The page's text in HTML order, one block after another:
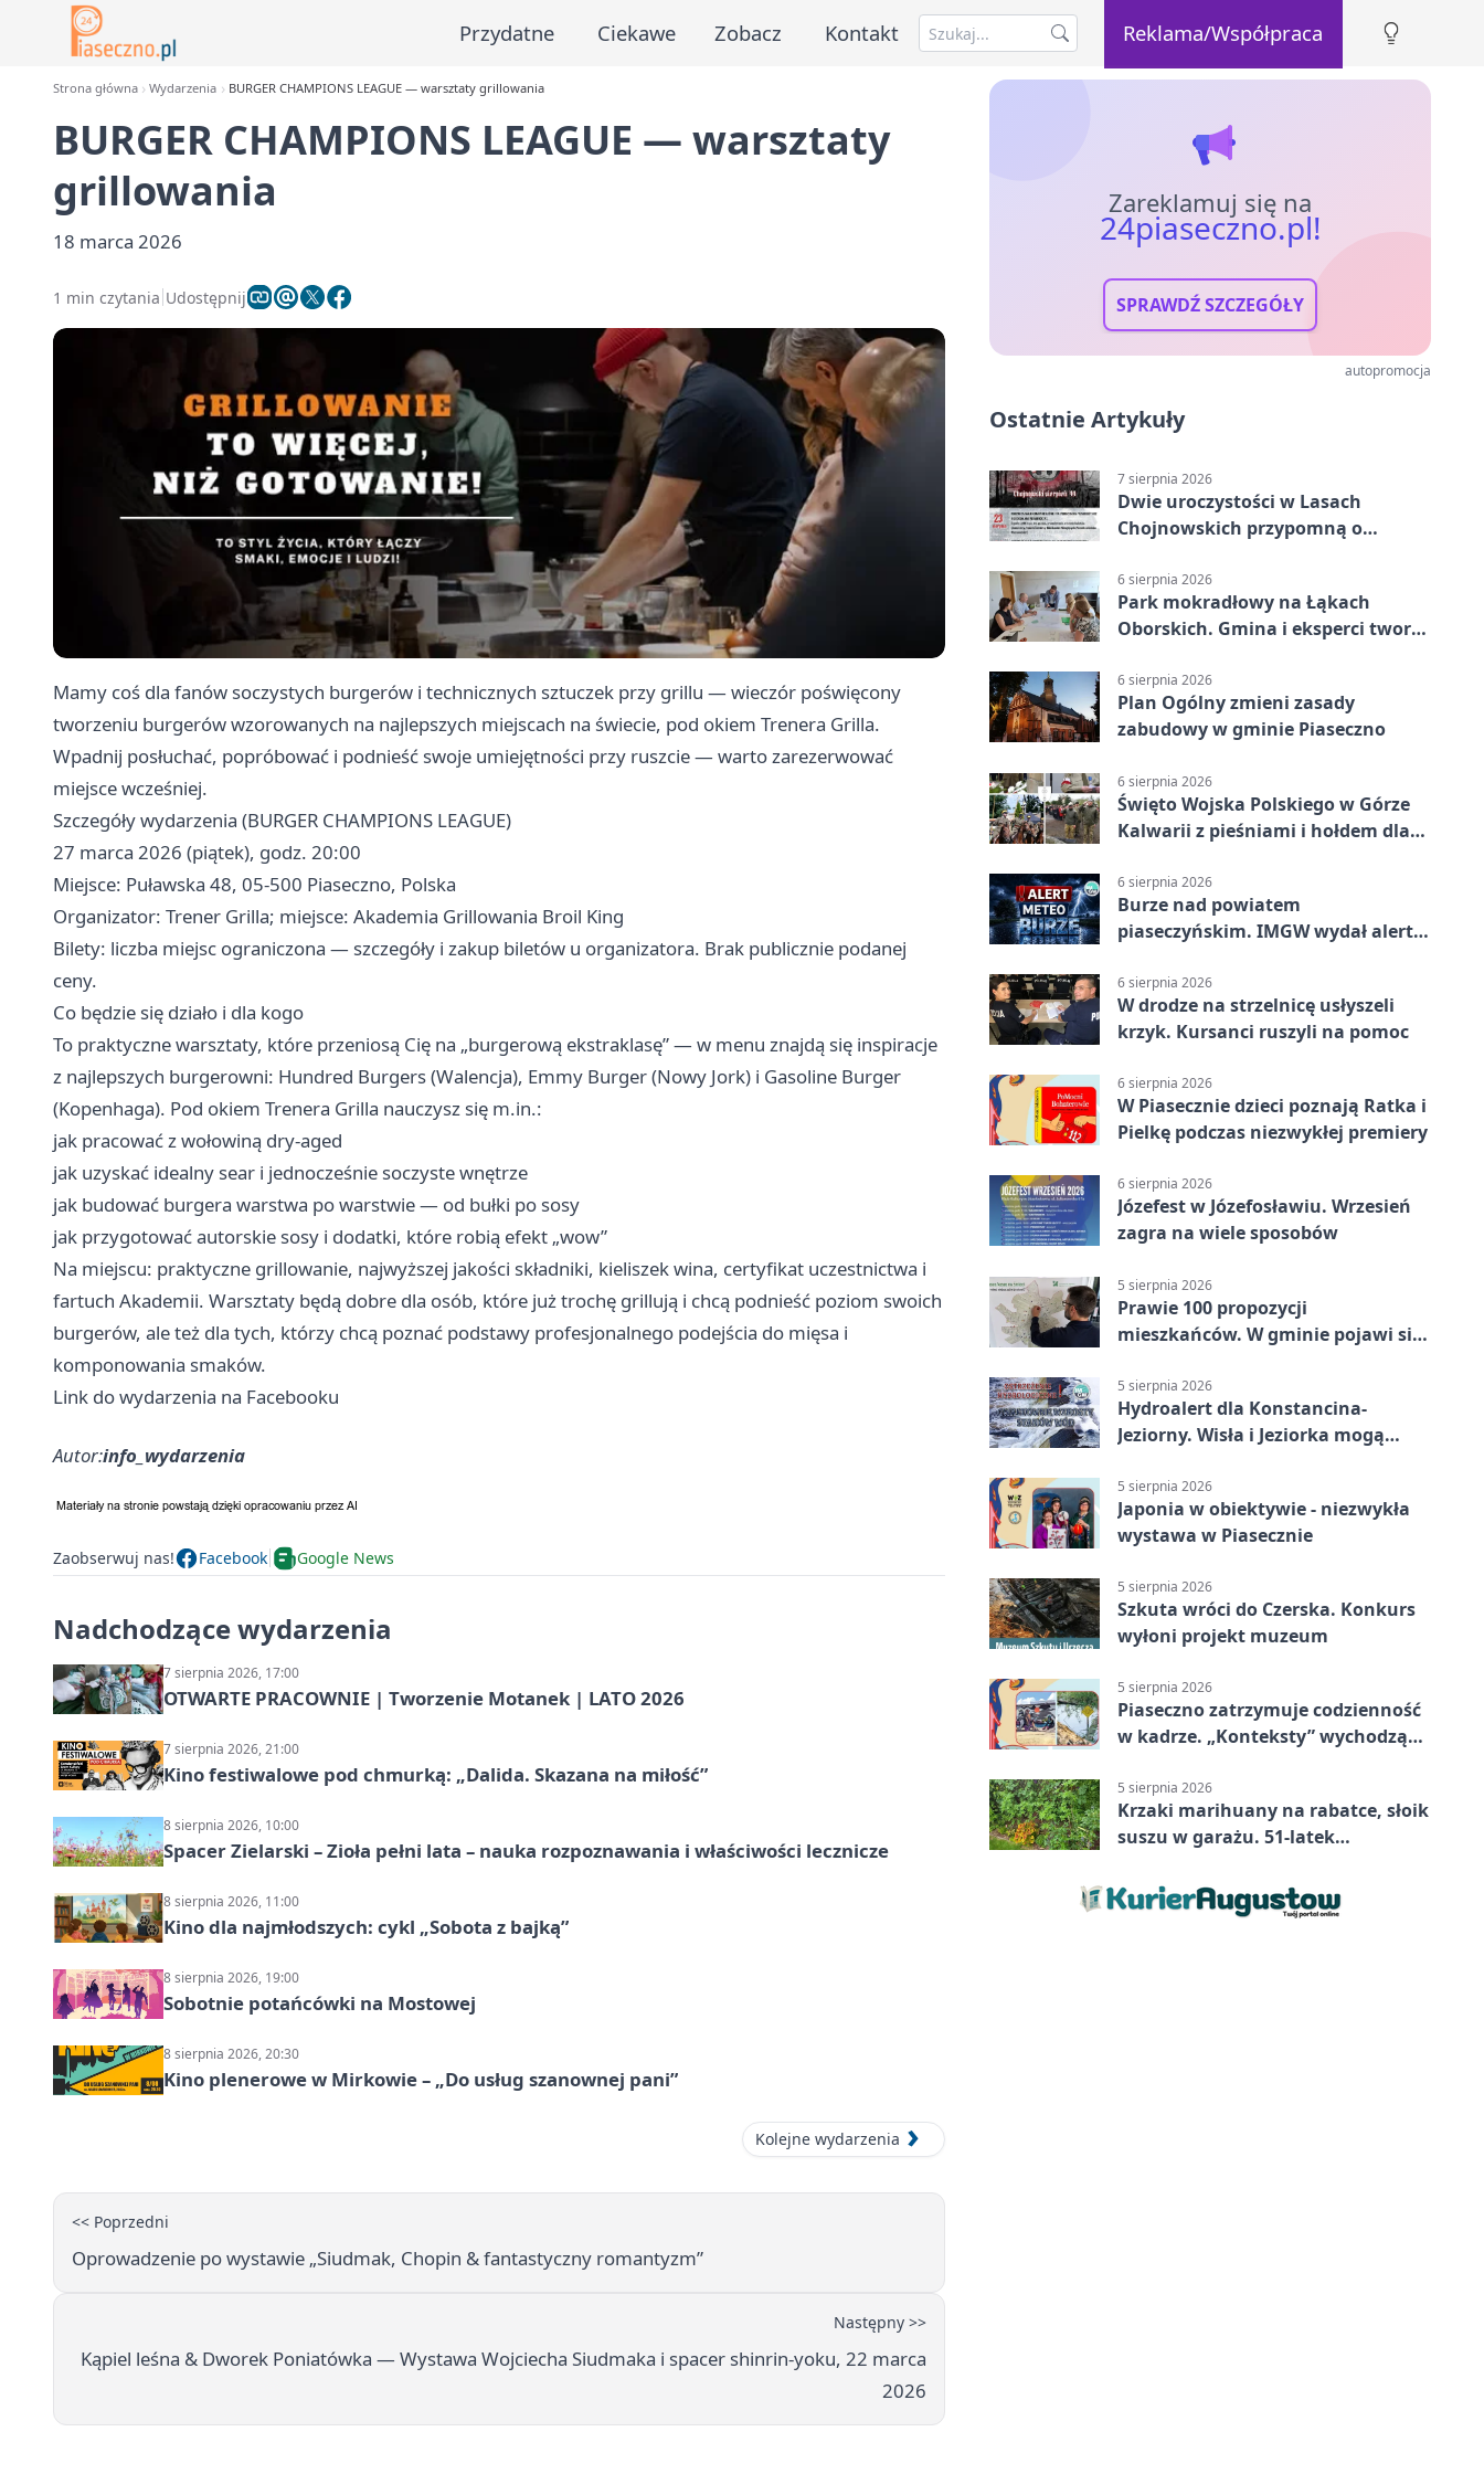
Przydatne Ciekawe Zobacz Kontakt Reklama/Współpraca
Strona główna Wydarzenia BURGER CHAMPIONS LEAGUE — warsztaty grillowania
BURGER CHAMPIONS LEAGUE — warsztaty
grillowania
18 marca 2026
1 min czytania Udostępnij
Mamy coś dla fanów soczystych burgerów i technicznych sztuczek przy grillu — wieczór poświęcony
tworzeniu burgerów wzorowanych na najlepszych miejscach na świecie, pod okiem Trenera Grilla.
Wpadnij posłuchać, popróbować i podnieść swoje umiejętności przy ruszcie — warto zarezerwować
miejsce wcześniej.
Szczegóły wydarzenia (BURGER CHAMPIONS LEAGUE)
27 marca 2026 (piątek), godz. 20:00
Miejsce: Puławska 48, 05-500 Piaseczno, Polska
Organizator: Trener Grilla; miejsce: Akademia Grillowania Broil King
Bilety: liczba miejsc ograniczona — szczegóły i zakup biletów u organizatora. Brak publicznie podanej
ceny.
Co będzie się działo i dla kogo
To praktyczne warsztaty, które przeniosą Cię na „burgerową ekstraklasę” — w menu znajdą się inspiracje
z najlepszych burgerowni: Hundred Burgers (Walencja), Emmy Burger (Nowy Jork) i Gasoline Burger
(Kopenhaga). Pod okiem Trenera Grilla nauczysz się m.in.:
jak pracować z wołowiną dry-aged
jak uzyskać idealny sear i jednocześnie soczyste wnętrze
jak budować burgera warstwa po warstwie — od bułki po sosy
jak przygotować autorskie sosy i dodatki, które robią efekt „wow”
Na miejscu: praktyczne grillowanie, najwyższej jakości składniki, kieliszek wina, certyfikat uczestnictwa i
fartuch Akademii. Warsztaty będą dobre dla osób, które już trochę grillują i chcą podnieść poziom swoich
burgerów, ale też dla tych, którzy chcą poznać podstawy profesjonalnego podejścia do mięsa i
komponowania smaków.
Link do wydarzenia na Facebooku
Autor:info_wydarzenia
Zaobserwuj nas! Facebook Google News
Nadchodzące wydarzenia
7 sierpnia 2026, 17:00
OTWARTE PRACOWNIE | Tworzenie Motanek | LATO 2026
7 sierpnia 2026, 21:00
Kino festiwalowe pod chmurką: „Dalida. Skazana na miłość”
8 sierpnia 2026, 10:00
Spacer Zielarski – Zioła pełni lata – nauka rozpoznawania i właściwości lecznicze
8 sierpnia 2026, 11:00
Kino dla najmłodszych: cykl „Sobota z bajką”
8 sierpnia 2026, 19:00
Sobotnie potańcówki na Mostowej
8 sierpnia 2026, 20:30
Kino plenerowe w Mirkowie – „Do usług szanownej pani”
Kolejne wydarzenia
<< Poprzedni
Oprowadzenie po wystawie „Siudmak, Chopin & fantastyczny romantyzm”
Następny >>
Kąpiel leśna & Dworek Poniatówka — Wystawa Wojciecha Siudmaka i spacer shinrin-yoku, 22 marca
2026
Zareklamuj się na
24piaseczno.pl!
SPRAWDŹ SZCZEGÓŁY
autopromocja
Ostatnie Artykuły
7 sierpnia 2026
Dwie uroczystości w Lasach
Chojnowskich przypomną o
6 sierpnia 2026
Park mokradłowy na Łąkach
Oborskich. Gmina i eksperci tworzą
6 sierpnia 2026
Plan Ogólny zmieni zasady
zabudowy w gminie Piaseczno
6 sierpnia 2026
Święto Wojska Polskiego w Górze
Kalwarii z pieśniami i hołdem dla
6 sierpnia 2026
Burze nad powiatem
piaseczyńskim. IMGW wydał alert
6 sierpnia 2026
W drodze na strzelnicę usłyszeli
krzyk. Kursanci ruszyli na pomoc
6 sierpnia 2026
W Piasecznie dzieci poznają Ratka i
Pielkę podczas niezwykłej premiery
6 sierpnia 2026
Józefest w Józefosławiu. Wrzesień
zagra na wiele sposobów
5 sierpnia 2026
Prawie 100 propozycji
mieszkańców. W gminie pojawi się
5 sierpnia 2026
Hydroalert dla Konstancina-
Jeziorny. Wisła i Jeziorka mogą
5 sierpnia 2026
Japonia w obiektywie - niezwykła
wystawa w Piasecznie
5 sierpnia 2026
Szkuta wróci do Czerska. Konkurs
wyłoni projekt muzeum
5 sierpnia 2026
Piaseczno zatrzymuje codzienność
w kadrze. „Konteksty” wychodzą
5 sierpnia 2026
Krzaki marihuany na rabatce, słoik
suszu w garażu. 51-latek